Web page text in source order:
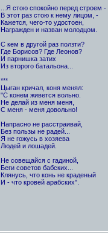
...Я стою спокойно перед строем -
В этот раз стою к нему лицом, -
Кажется, чего-то удостоен,
Награжден и назван молодцом.
С кем в другой раз ползти?
Где Борисов? Где Леонов?
И парнишка затих
Из второго батальона...
***
Цыган кричал, коня менял:
"С конем живется вольно.
Не делай из меня меня,
С меня - меня довольно!
Напрасно не расстраивай,
Без пользы не радей...
Я не гожусь в хозяева
Людей и лошадей.
Не совещайся с гадиной,
Беги советов бабских...
Клянусь, что конь не краденый
И - что кровей арабских".